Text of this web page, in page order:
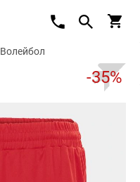
Волейбол
-35%